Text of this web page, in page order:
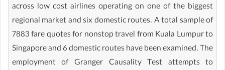
across low cost airlines operating on one of the biggest
regional market and six domestic routes. A total sample of
7883 fare quotes for nonstop travel from Kuala Lumpur to
Singapore and 6 domestic routes have been examined. The
employment of Granger Causality Test attempts to